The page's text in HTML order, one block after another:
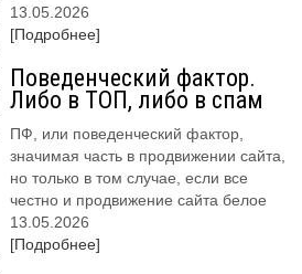
13.05.2026
[Подробнее]
Поведенческий фактор.
Либо в ТОП, либо в спам
ПФ, или поведенческий фактор,
значимая часть в продвижении сайта,
но только в том случае, если все
честно и продвижение сайта белое
13.05.2026
[Подробнее]